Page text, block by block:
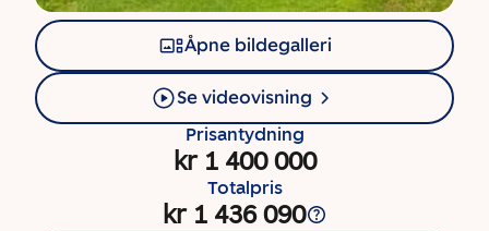
Åpne bildegalleri
Se videovisning
Prisantydning
kr 1 400 000
Totalpris
kr 1 436 090